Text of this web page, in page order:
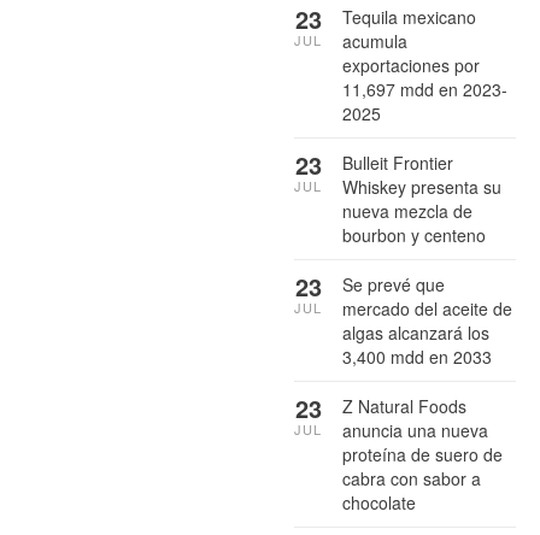
Tequila mexicano
acumula
exportaciones por
11,697 mdd en 2023-
2025
23
JUL
Bulleit Frontier
Whiskey presenta su
nueva mezcla de
bourbon y centeno
23
JUL
Se prevé que
mercado del aceite de
algas alcanzará los
3,400 mdd en 2033
23
JUL
Z Natural Foods
anuncia una nueva
proteína de suero de
cabra con sabor a
chocolate
23
JUL